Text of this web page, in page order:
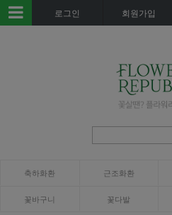
로그인 회원가입
축하화환 근조화환
꽃바구니 꽃다발